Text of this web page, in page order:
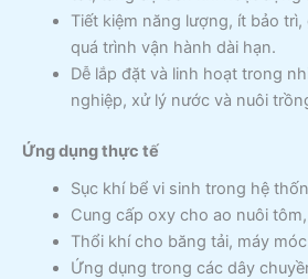
Tiết kiệm năng lượng, ít bảo
quá trình vận hành dài hạn.
Dễ lắp đặt và linh hoạt trong
nghiệp, xử lý nước và nuôi
Ứng dụng thực tế
Sục khí bể vi sinh trong hệ
Cung cấp oxy cho ao nuôi
Thổi khí cho băng tải, máy
Ứng dụng trong các dây